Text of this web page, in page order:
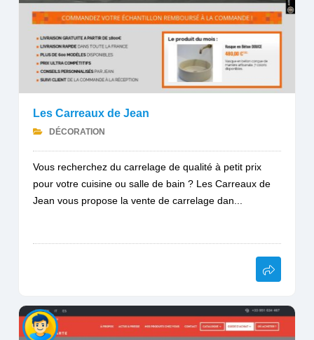
Les Carreaux de Jean
DÉCORATION
Vous recherchez du carrelage de qualité à petit prix
pour votre cuisine ou salle de bain ? Les Carreaux de
Jean vous propose la vente de carrelage dan...